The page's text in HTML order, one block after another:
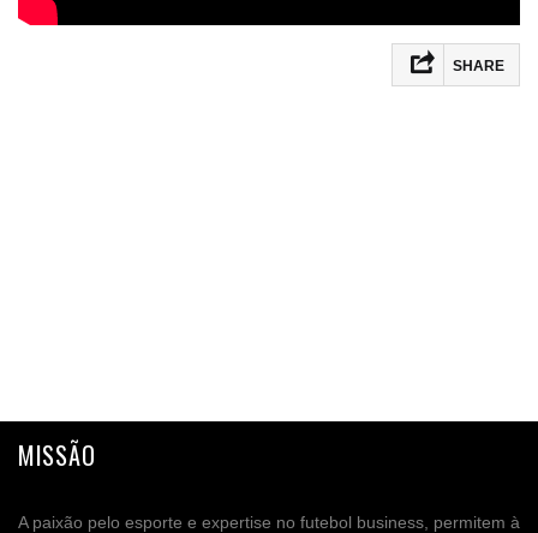
SHARE
MISSÃO
A paixão pelo esporte e expertise no futebol business, permitem à